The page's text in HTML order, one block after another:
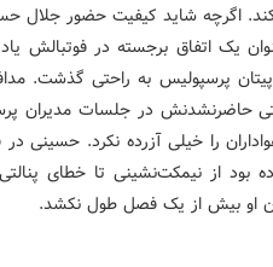
اگرچه شاید کیفیت حضور جلال
یک اتفاق برجسته در فوتبالش
پرسپولیس به راحتی گذشت.
حاضرنشدنش در جلسات مدیران
را خیلی آزرده نکرد. حسینی در
بود از نیمکت‌نشینی تا خطای
او بیش از یک فصل طول نکشد.